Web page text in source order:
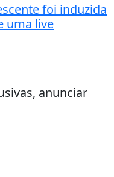
foi induzida
uma live
anunciar